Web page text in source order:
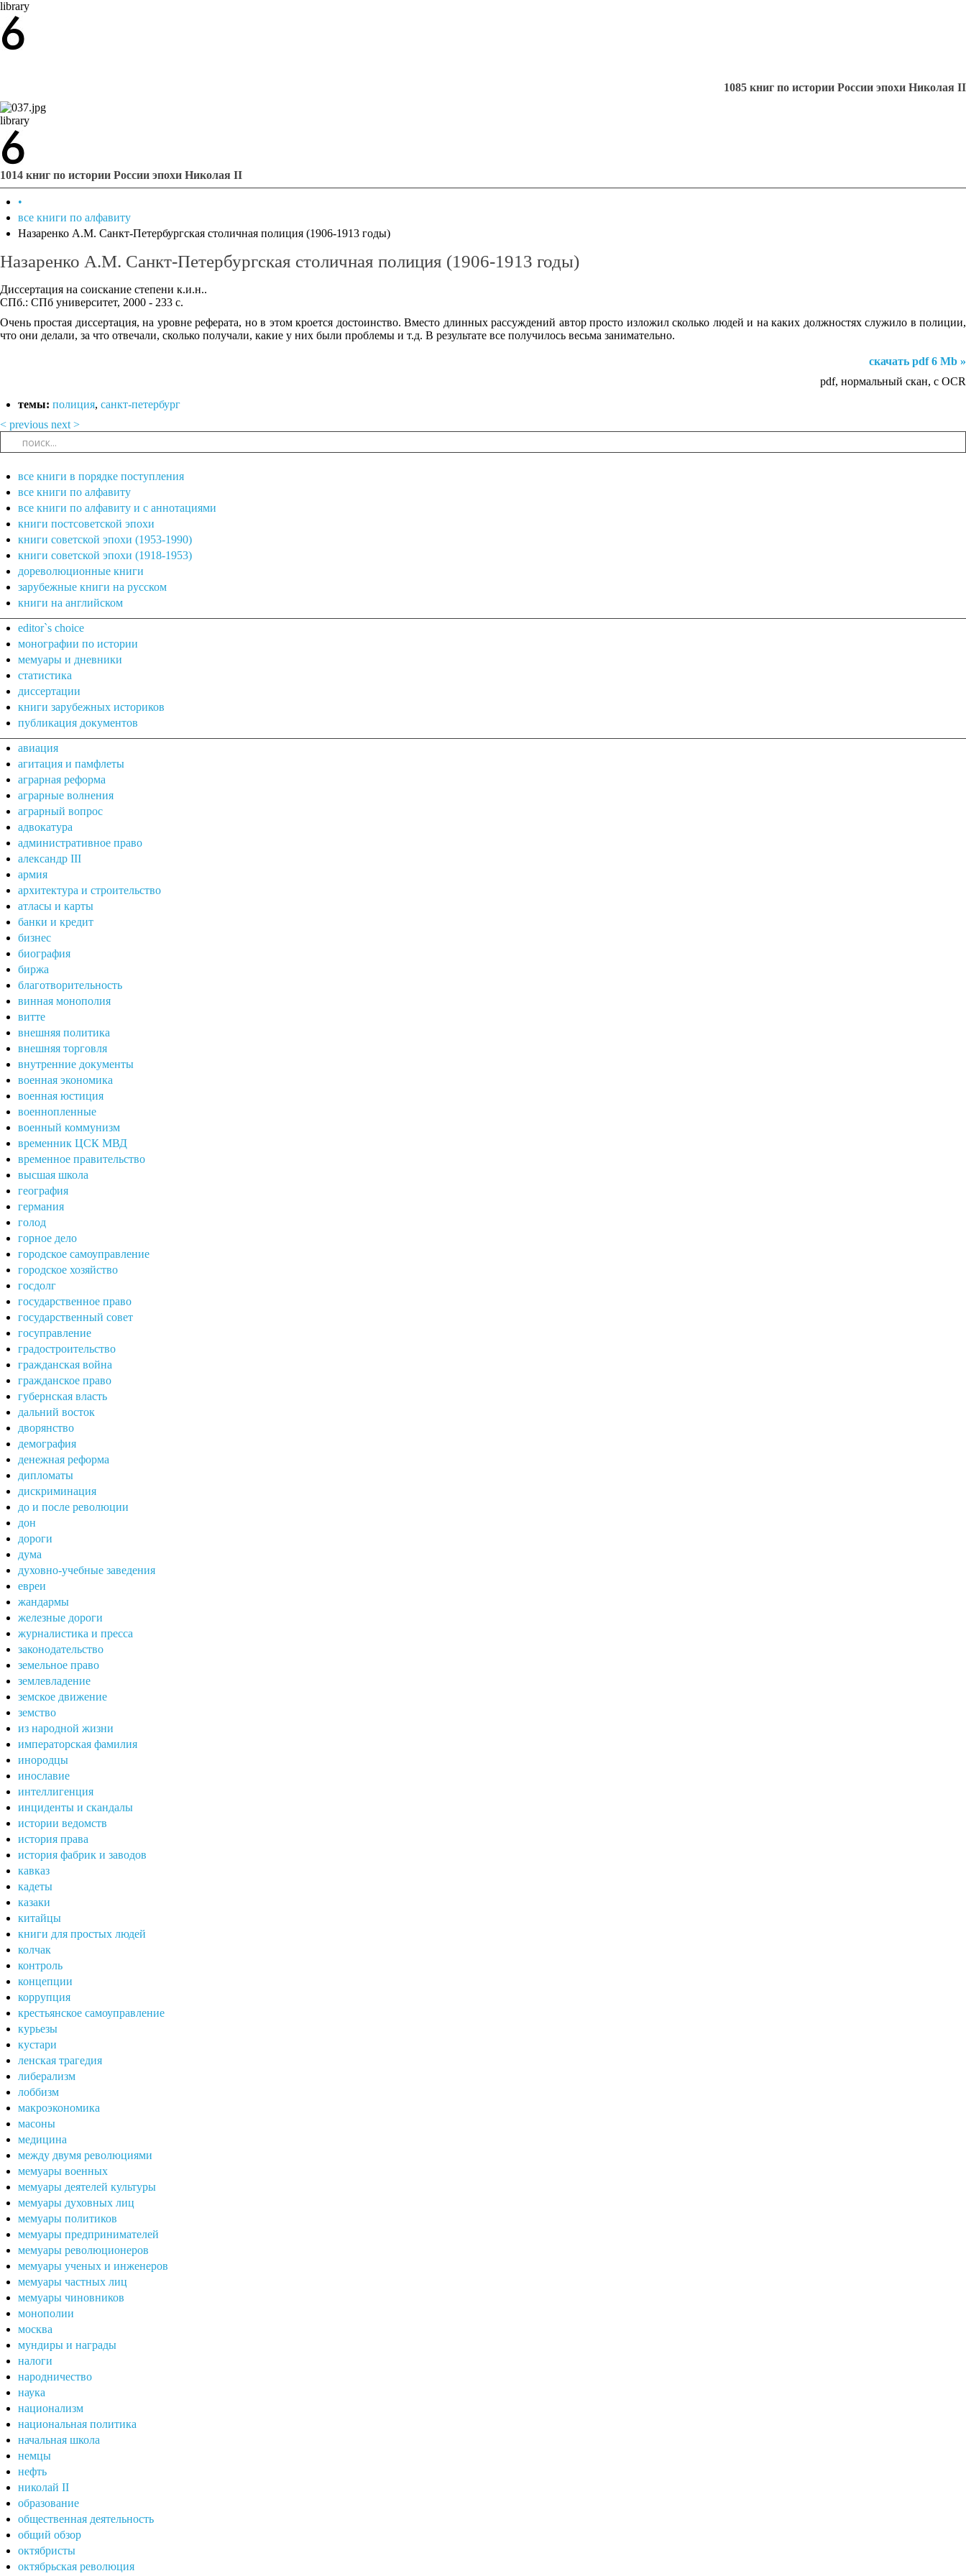
library
1085 книг по истории России эпохи Николая II
library
1014 книг по истории России эпохи Николая II
•
все книги по алфавиту
Назаренко А.М. Санкт-Петербургская столичная полиция (1906-1913 годы)
Назаренко А.М. Санкт-Петербургская столичная полиция (1906-1913 годы)
Диссертация на соискание степени к.и.н..
СПб.: СПб университет, 2000 - 233 с.
Очень простая диссертация, на уровне реферата, но в этом кроется достоинство. Вместо длинных рассуждений автор просто изложил сколько людей и на каких должностях служило в полиции,
что они делали, за что отвечали, сколько получали, какие у них были проблемы и т.д. В результате все получилось весьма занимательно.
скачать pdf 6 Mb »
pdf, нормальный скан, с OCR
темы: полиция, санкт-петербург
< previous next >
все книги в порядке поступления
все книги по алфавиту
все книги по алфавиту и с аннотациями
книги постсоветской эпохи
книги советской эпохи (1953-1990)
книги советской эпохи (1918-1953)
дореволюционные книги
зарубежные книги на русском
книги на английском
editor`s choice
монографии по истории
мемуары и дневники
статистика
диссертации
книги зарубежных историков
публикация документов
авиация
агитация и памфлеты
аграрная реформа
аграрные волнения
аграрный вопрос
адвокатура
административное право
александр III
армия
архитектура и строительство
атласы и карты
банки и кредит
бизнес
биография
биржа
благотворительность
винная монополия
витте
внешняя политика
внешняя торговля
внутренние документы
военная экономика
военная юстиция
военнопленные
военный коммунизм
временник ЦСК МВД
временное правительство
высшая школа
география
германия
голод
горное дело
городское самоуправление
городское хозяйство
госдолг
государственное право
государственный совет
госуправление
градостроительство
гражданская война
гражданское право
губернская власть
дальний восток
дворянство
демография
денежная реформа
дипломаты
дискриминация
до и после революции
дон
дороги
дума
духовно-учебные заведения
евреи
жандармы
железные дороги
журналистика и пресса
законодательство
земельное право
землевладение
земское движение
земство
из народной жизни
императорская фамилия
инородцы
инославие
интеллигенция
инциденты и скандалы
истории ведомств
история права
история фабрик и заводов
кавказ
кадеты
казаки
китайцы
книги для простых людей
колчак
контроль
концепции
коррупция
крестьянское самоуправление
курьезы
кустари
ленская трагедия
либерализм
лоббизм
макроэкономика
масоны
медицина
между двумя революциями
мемуары военных
мемуары деятелей культуры
мемуары духовных лиц
мемуары политиков
мемуары предпринимателей
мемуары революционеров
мемуары ученых и инженеров
мемуары частных лиц
мемуары чиновников
монополии
москва
мундиры и награды
налоги
народничество
наука
национализм
национальная политика
начальная школа
немцы
нефть
николай II
образование
общественная деятельность
общий обзор
октябристы
октябрьская революция